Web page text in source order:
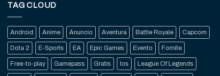
TAG CLOUD
Android Anime Anuncio Aventura Battle Royale Capcom
Dota 2 E-Sports EA Epic Games Evento Fornite
Free-to-play Gamepass Gratis Ios League Of Legends